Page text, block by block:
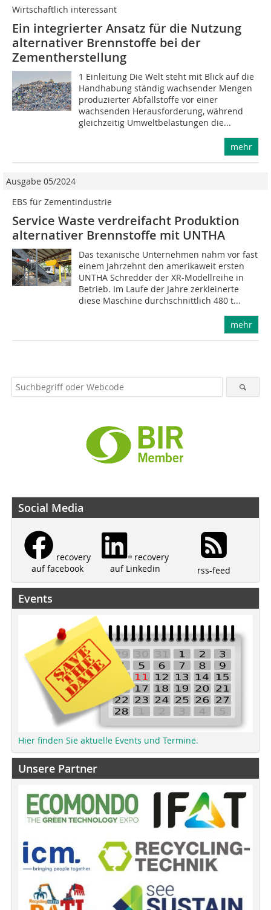
Wirtschaftlich interessant
Ein integrierter Ansatz für die Nutzung
alternativer Brennstoffe bei der
Zementherstellung
1 Einleitung Die Welt steht mit Blick auf die
Handhabung ständig wachsender Mengen
produzierter Abfallstoffe vor einer
wachsenden Herausforderung, während
gleichzeitig Umweltbelastungen die...
mehr
Ausgabe 05/2024
EBS für Zementindustrie
Service Waste verdreifacht Produktion
alternativer Brennstoffe mit UNTHA
Das texanische Unternehmen nahm vor fast
einem Jahrzehnt den amerikaweit ersten
UNTHA Schredder der XR-Modellreihe in
Betrieb. Im Laufe der Jahre zerkleinerte
diese Maschine durchschnittlich 480 t...
mehr
Social Media
recovery
auf facebook
recovery
auf Linkedin
rss-feed
Events
Hier finden Sie aktuelle Events und Termine.
Unsere Partner